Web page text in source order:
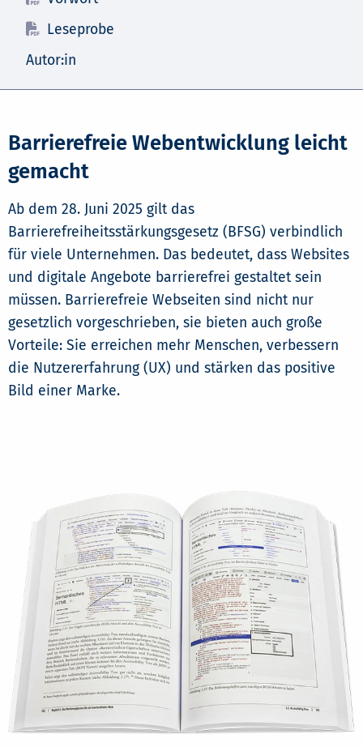
Leseprobe
Autor:in
Barrierefreie Webentwicklung leicht
gemacht
Ab dem 28. Juni 2025 gilt das
Barrierefreiheitsstärkungsgesetz (BFSG) verbindlich
für viele Unternehmen. Das bedeutet, dass Websites
und digitale Angebote barrierefrei gestaltet sein
müssen. Barrierefreie Webseiten sind nicht nur
gesetzlich vorgeschrieben, sie bieten auch große
Vorteile: Sie erreichen mehr Menschen, verbessern
die Nutzererfahrung (UX) und stärken das positive
Bild einer Marke.